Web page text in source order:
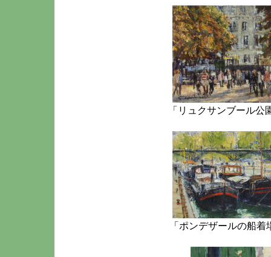
「リュクサンブール公
「ポンデザールの船着